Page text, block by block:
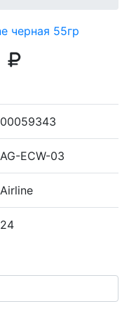
00059343
AG-ECW-03
Airline
24